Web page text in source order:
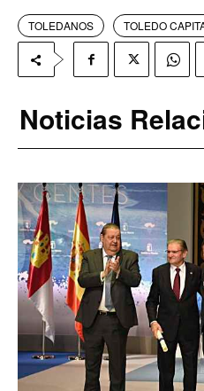
TOLEDANOS TOLEDO
Noticias